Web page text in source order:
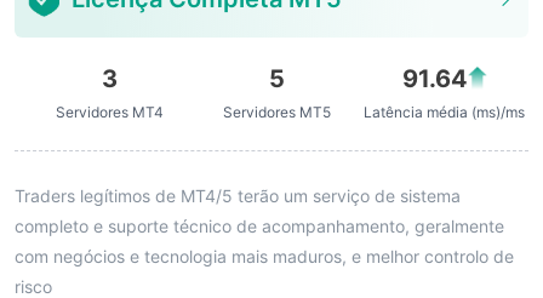
3
Servidores MT4
5
Servidores MT5
91.64
Latência média (ms)/ms
Traders legítimos de MT4/5 terão um serviço de sistema
completo e suporte técnico de acompanhamento, geralmente
com negócios e tecnologia mais maduros, e melhor controlo de
risco